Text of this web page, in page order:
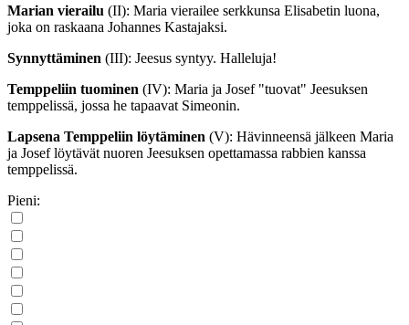
Marian vierailu (II): Maria vierailee serkkunsa Elisabetin luona,
joka on raskaana Johannes Kastajaksi.
Synnyttäminen (III): Jeesus syntyy. Halleluja!
Temppeliin tuominen (IV): Maria ja Josef "tuovat" Jeesuksen
temppelissä, jossa he tapaavat Simeonin.
Lapsena Temppeliin löytäminen (V): Hävinneensä jälkeen Maria
ja Josef löytävät nuoren Jeesuksen opettamassa rabbien kanssa
temppelissä.
Pieni: